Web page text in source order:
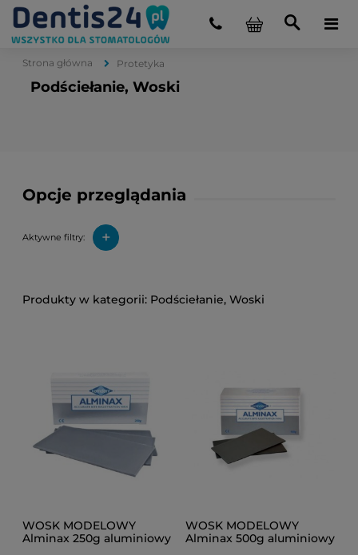
Strona główna Protetyka
Podściełanie, Woski
Opcje przeglądania
Aktywne filtry: +
Podściełanie, Woski
WOSK MODELOWY
Alminax 250g aluminiowy
WOSK MODELOWY
Alminax 500g aluminiowy